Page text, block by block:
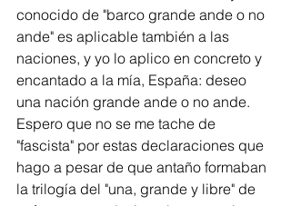
conocido de "barco grande ande o no
ande" es aplicable también a las
naciones, y yo lo aplico en concreto y
encantado a la mía, España: deseo
una nación grande ande o no ande.
Espero que no se me tache de
"fascista" por estas declaraciones que
hago a pesar de que antaño formaban
la trilogía del "una, grande y libre" de